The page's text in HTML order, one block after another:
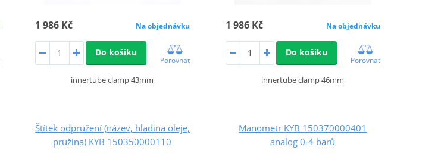
1 986 Kč Na objednávku
Do košíku
Porovnat
innertube clamp 43mm
1 986 Kč Na objednávku
Do košíku
Porovnat
innertube clamp 46mm
Štítek odpružení (název, hladina oleje,
pružina) KYB 150350000110
Manometr KYB 150370000401
analog 0-4 barů